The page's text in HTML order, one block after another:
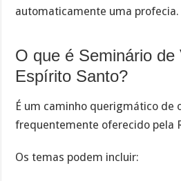
automaticamente uma profecia.
O que é Seminário de
Espírito Santo?
É um caminho querigmático de
frequentemente oferecido pela
Os temas podem incluir: